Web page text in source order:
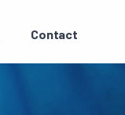
Contact